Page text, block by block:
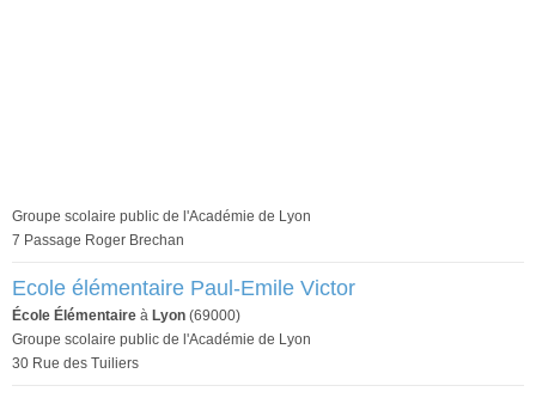
Groupe scolaire public de l'Académie de Lyon
7 Passage Roger Brechan
Ecole élémentaire Paul-Emile Victor
École Élémentaire à Lyon (69000)
Groupe scolaire public de l'Académie de Lyon
30 Rue des Tuiliers